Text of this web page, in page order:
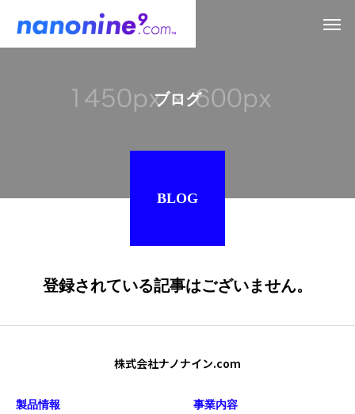
ブログ
BLOG
登録されている記事はございません。
株式会社ナノナイン.com
製品情報 事業内容